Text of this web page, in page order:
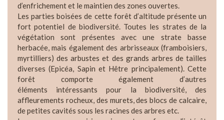
d’enfrichement et le maintien des zones ouvertes.
Les parties boisées de cette forêt d’altitude présente un
fort potentiel de biodiversité. Toutes les strates de la
végétation sont présentes avec une strate basse
herbacée, mais également des arbrisseaux (framboisiers,
myrtilliers) des arbustes et des grands arbres de tailles
diverses (Epicéa, Sapin et Hêtre principalement). Cette
forêt comporte également d’autres
éléments intéressants pour la biodiversité, des
affleurements rocheux, des murets, des blocs de calcaire,
de petites cavités sous les racines des arbres etc.